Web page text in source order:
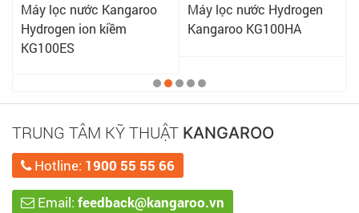
Máy lọc nước Kangaroo
Hydrogen ion kiềm
KG100ES
Máy lọc nước Hydrogen
Kangaroo KG100HA
TRUNG TÂM KỸ THUẬT KANGAROO
Hotline: 1900 55 55 66
Email: feedback@kangaroo.vn